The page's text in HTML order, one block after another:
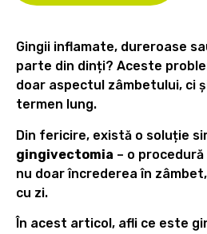
Gingii inflamate, dureroase
parte din dinți? Aceste
doar aspectul zâmbetului, ci
termen lung.
Din fericire, există o soluție
gingivectomia – o
nu doar încrederea în
cu zi.
În acest articol, afli ce este